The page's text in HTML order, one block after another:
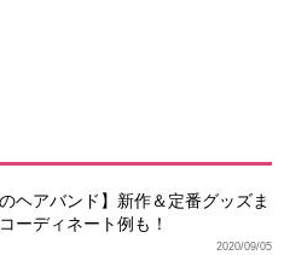
ヘアバンド】新作＆定番グッズま
ーディネート例も！
2020/09/05